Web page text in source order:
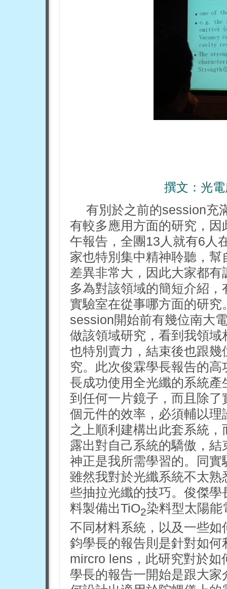
撰文：光
有別於之前的session充
有較多應用方面的研究，
午報告，全團13人就有6人
家也特別集中精神聆聽，
差異非常大，因此大家都
多為對該領域的簡短介紹
實驗室在從事哪方面的研
session開始前有幾位南大
做該領域研究，看到我領
也特別賣力，結束後也跟
究。此次俊霖學長報告的
長成功使用全光纖的系統
到任何一片鏡子，而且除
個元件的效率，必須輔以
之上順利建構出此套系統
露出對自己系統的驕傲，
神正是我所需學習的。同
雖然我對於光纖系統不太
些抽拉光纖的技巧。俊傑
料製備出TiO2染料型太陽
不同材料系統，以及一些
鈞學長的報告則是針對如
mircro lens，此研究對於
學長的報告一開始是跟大